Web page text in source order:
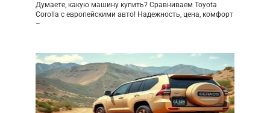
Думаете, какую машину купить? Сравниваем Toyota
Corolla с европейскими авто! Надежность, цена, комфорт
–